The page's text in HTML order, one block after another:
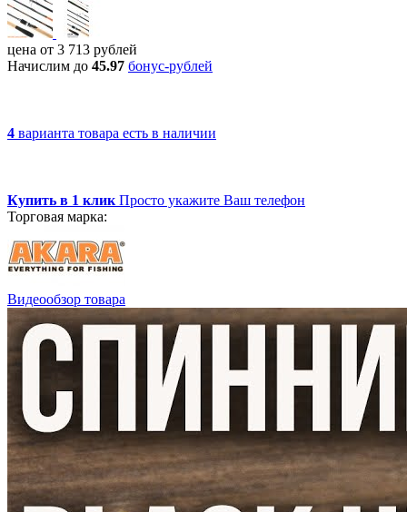
цена от 3 713 рублей
Начислим до 45.97 бонус-рублей
4 варианта товара есть в наличии
Купить в 1 клик Просто укажите Ваш телефон
Торговая марка:
Видеообзор товара